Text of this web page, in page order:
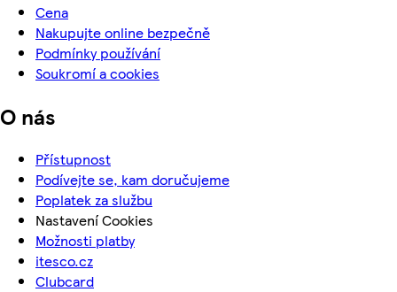
Cena
Nakupujte online bezpečně
Podmínky používání
Soukromí a cookies
O nás
Přístupnost
Podívejte se, kam doručujeme
Poplatek za službu
Nastavení Cookies
Možnosti platby
itesco.cz
Clubcard